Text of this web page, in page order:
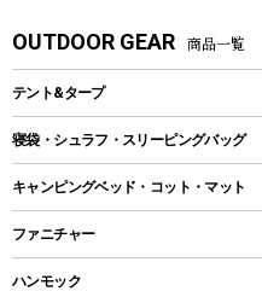
OUTDOOR GEAR 商品一覧
テント&タープ
テント
ツールームテント
ワンポールテント
シェルターテント
寝袋・シュラフ・スリーピングバッグ
レクタングラー型（封筒型）シュラフ
インナーシュラフ
キャンピングベッド・コット・マット
キャンピングベッド・コット
ファニチャー
アウトドアテーブル
ハンモック